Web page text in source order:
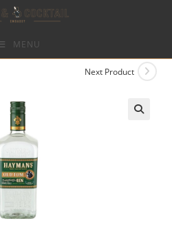
MENU
Next Product